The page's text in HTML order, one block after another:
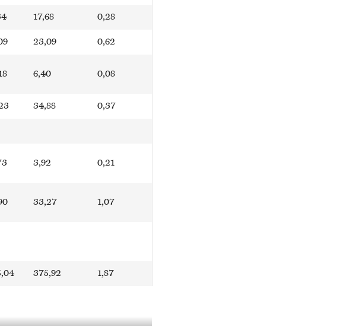
17,68 0,28
23,09 0,62
6,40 0,08
34,88 0,37
3,92 0,21
33,27 1,07
375,92 1,87